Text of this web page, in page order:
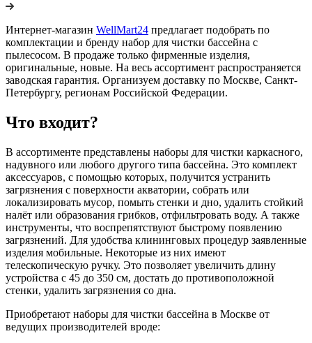
Интернет-магазин WellMart24 предлагает подобрать по
комплектации и бренду набор для чистки бассейна с
пылесосом. В продаже только фирменные изделия,
оригинальные, новые. На весь ассортимент распространяется
заводская гарантия. Организуем доставку по Москве, Санкт-
Петербургу, регионам Российской Федерации.
Что входит?
В ассортименте представлены наборы для чистки каркасного,
надувного или любого другого типа бассейна. Это комплект
аксессуаров, с помощью которых, получится устранить
загрязнения с поверхности акватории, собрать или
локализировать мусор, помыть стенки и дно, удалить стойкий
налёт или образования грибков, отфильтровать воду. А также
инструменты, что воспрепятствуют быстрому появлению
загрязнений. Для удобства клининговых процедур заявленные
изделия мобильные. Некоторые из них имеют
телескопическую ручку. Это позволяет увеличить длину
устройства с 45 до 350 см, достать до противоположной
стенки, удалить загрязнения со дна.
Приобретают наборы для чистки бассейна в Москве от
ведущих производителей вроде: